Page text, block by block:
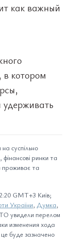
как важный
котором
удерживать
суспільно
ринки та
проживає та
GMT+3 Київ;
України, Думка,
увидели перелом
изменения хода
це буде зазначено